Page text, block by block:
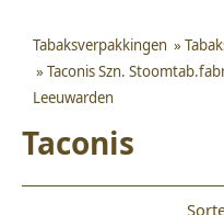
Tabaksverpakkingen »
» Taconis Szn.
Leeuwarden
Taconis